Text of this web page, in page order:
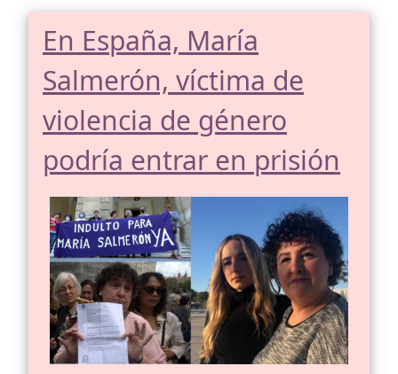
En España, María
Salmerón, víctima de
violencia de género
podría entrar en prisión